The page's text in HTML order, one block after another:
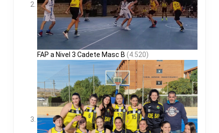
FAP a Nivel 3 Cadete Masc B (4.520)